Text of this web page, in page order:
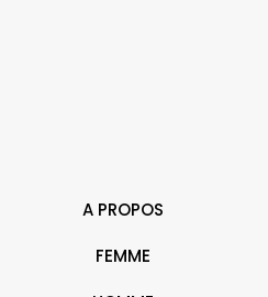
A PROPOS
FEMME